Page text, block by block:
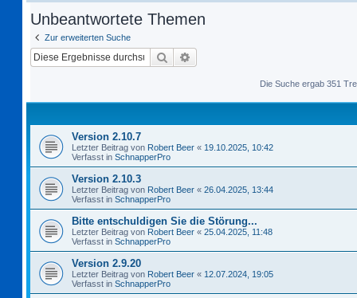
Unbeantwortete Themen
Zur erweiterten Suche
Suche
Die Suche ergab 351
Version 2.10.7
Letzter Beitrag von Robert Beer « 19.10.2025, 10:42
Verfasst in SchnapperPro
Version 2.10.3
Letzter Beitrag von Robert Beer « 26.04.2025, 13:44
Verfasst in SchnapperPro
Bitte entschuldigen Sie die Störung...
Letzter Beitrag von Robert Beer « 25.04.2025, 11:48
Verfasst in SchnapperPro
Version 2.9.20
Letzter Beitrag von Robert Beer « 12.07.2024, 19:05
Verfasst in SchnapperPro